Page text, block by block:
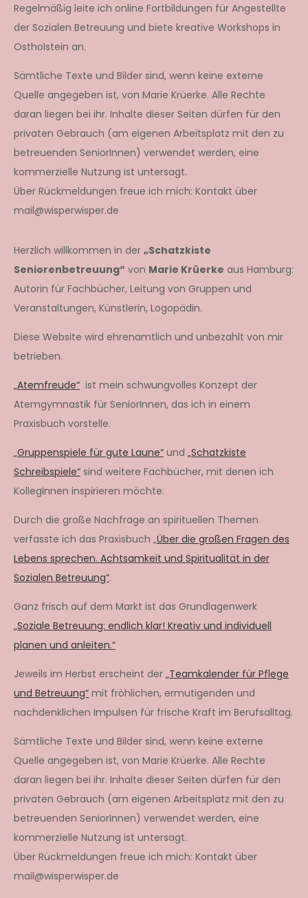
Regelmäßig leite ich online Fortbildungen für Angestellte
der Sozialen Betreuung und biete kreative Workshops in
Ostholstein an.
Sämtliche Texte und Bilder sind, wenn keine externe
Quelle angegeben ist, von Marie Krüerke. Alle Rechte
daran liegen bei ihr. Inhalte dieser Seiten dürfen für den
privaten Gebrauch (am eigenen Arbeitsplatz mit den zu
betreuenden SeniorInnen) verwendet werden, eine
kommerzielle Nutzung ist untersagt.
Über Rückmeldungen freue ich mich: Kontakt über
mail@wisperwisper.de
Herzlich willkommen in der „Schatzkiste
Seniorenbetreuung“ von Marie Krüerke aus Hamburg:
Autorin für Fachbücher, Leitung von Gruppen und
Veranstaltungen, Künstlerin, Logopädin.
Diese Website wird ehrenamtlich und unbezahlt von mir
betrieben.
„Atemfreude“ ist mein schwungvolles Konzept der
Atemgymnastik für SeniorInnen, das ich in einem
Praxisbuch vorstelle.
„Gruppenspiele für gute Laune“ und „Schatzkiste
Schreibspiele“ sind weitere Fachbücher, mit denen ich
KollegInnen inspirieren möchte.
Durch die große Nachfrage an spirituellen Themen
verfasste ich das Praxisbuch „Über die großen Fragen des
Lebens sprechen. Achtsamkeit und Spiritualität in der
Sozialen Betreuung“.
Ganz frisch auf dem Markt ist das Grundlagenwerk
„Soziale Betreuung: endlich klar! Kreativ und individuell
planen und anleiten.“
Jeweils im Herbst erscheint der „Teamkalender für Pflege
und Betreuung“ mit fröhlichen, ermutigenden und
nachdenklichen Impulsen für frische Kraft im Berufsalltag.
Sämtliche Texte und Bilder sind, wenn keine externe
Quelle angegeben ist, von Marie Krüerke. Alle Rechte
daran liegen bei ihr. Inhalte dieser Seiten dürfen für den
privaten Gebrauch (am eigenen Arbeitsplatz mit den zu
betreuenden SeniorInnen) verwendet werden, eine
kommerzielle Nutzung ist untersagt.
Über Rückmeldungen freue ich mich: Kontakt über
mail@wisperwisper.de